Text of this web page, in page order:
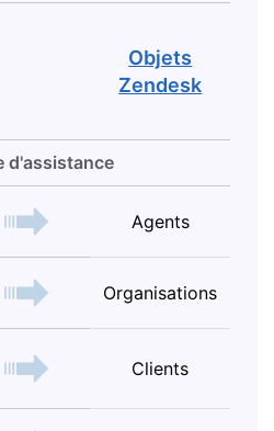
Objets
Zendesk
d'assistance
Agents
Organisations
Clients